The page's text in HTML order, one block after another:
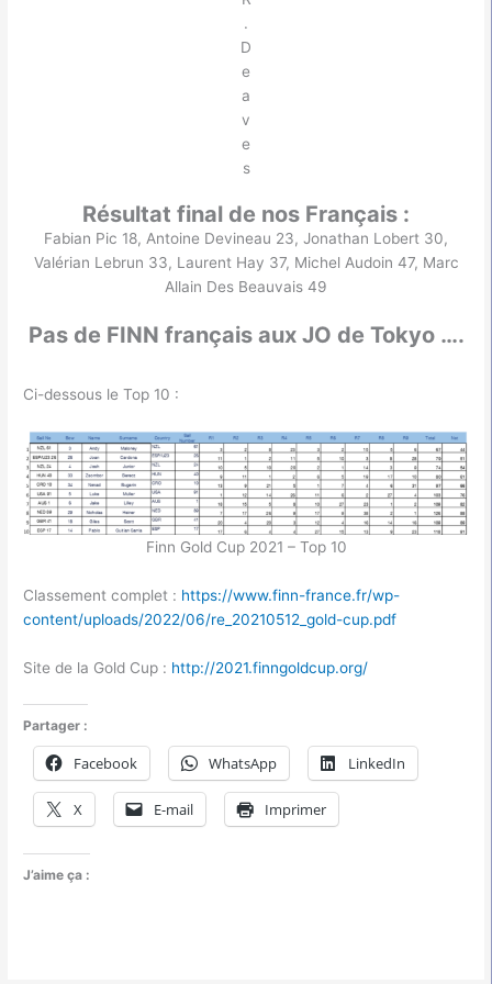
.
D
e
a
v
e
s
Résultat final de nos Français :
Fabian Pic 18, Antoine Devineau 23, Jonathan Lobert 30,
Valérian Lebrun 33, Laurent Hay 37, Michel Audoin 47, Marc
Allain Des Beauvais 49
Pas de FINN français aux JO de Tokyo ….
Ci-dessous le Top 10 :
Finn Gold Cup 2021 – Top 10
Classement complet : https://www.finn-france.fr/wp-
content/uploads/2022/06/re_20210512_gold-cup.pdf
Site de la Gold Cup : http://2021.finngoldcup.org/
Partager :
Facebook WhatsApp LinkedIn
X E-mail Imprimer
J’aime ça :